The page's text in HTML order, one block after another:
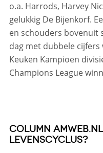
o.a. Harrods, Harvey
gelukkig De Bijenkorf.
en schouders bovenuit
dag met dubbele
Keuken Kampioen
Champions League
COLUMN
LEVENSCYCLUS?